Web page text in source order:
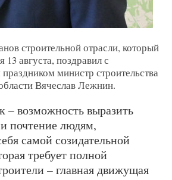
строительной отрасли, который
13 августа, поздравил с
министр строительства
Вячеслав Лежнин.
– возможность выразить
почтение людям,
самой созидательной
требует полной
– главная движущая